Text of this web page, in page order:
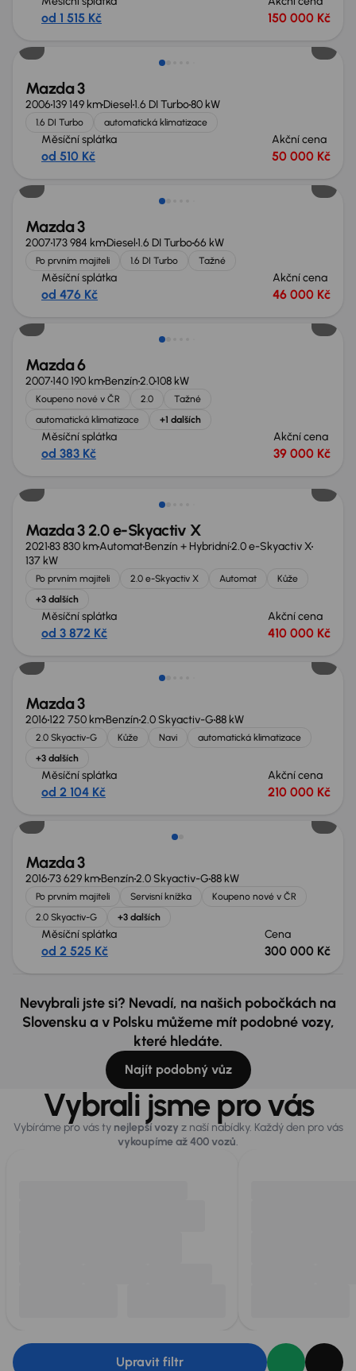
od 1 515 Kč 150 000 Kč
Mazda 3
2006139 149 kmDiesel1.6 DI Turbo80 kW
1.6 DI Turbo automatická klimatizace
Měsíční splátka
od 510 Kč
Akční cena
50 000 Kč
Mazda 3
2007173 984 kmDiesel1.6 DI Turbo66 kW
Po prvním majiteli 1.6 DI Turbo Tažné
Měsíční splátka
od 476 Kč
Akční cena
46 000 Kč
Mazda 6
2007140 190 kmBenzín2.0108 kW
Koupeno nové v ČR 2.0
Tažné
automatická klimatizace
+1 dalších
Měsíční splátka
od 383 Kč
Akční cena
39 000 Kč
Mazda 3 2.0 e-Skyactiv X
202183 830 kmAutomatBenzín + Hybridní2.0 e-Skyactiv X
137 kW
Po prvním majiteli 2.0 e-Skyactiv X Automat
Kůže
+3 dalších
Měsíční splátka
od 3 872 Kč
Akční cena
410 000 Kč
Mazda 3
2016122 750 kmBenzín2.0 Skyactiv-G88 kW
2.0 Skyactiv-G Kůže Navi
automatická klimatizace
+3 dalších
Měsíční splátka
od 2 104 Kč
Akční cena
210 000 Kč
Mazda 3
201673 629 kmBenzín2.0 Skyactiv-G88 kW
Po prvním majiteli Servisní knížka
Koupeno nové v ČR
2.0 Skyactiv-G
+3 dalších
Měsíční splátka
od 2 525 Kč
Cena
300 000 Kč
Nevybrali jste si? Nevadí, na našich pobočkách na
Slovensku a v Polsku můžeme mít podobné vozy,
které hledáte.
Najít podobný vůz
Vybrali jsme pro vás
Vybíráme pro vás ty nejlepší vozy z naší nabídky. Každý den pro vás
vykoupíme až 400 vozů.
Upravit filtr